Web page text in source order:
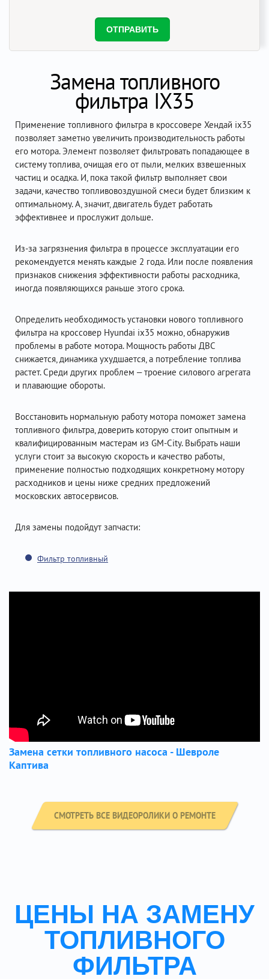
Замена топливного
фильтра IX35
Применение топливного фильтра в кроссовере Хендай ix35
позволяет заметно увеличить производительность работы
его мотора. Элемент позволяет фильтровать попадающее в
систему топлива, очищая его от пыли, мелких взвешенных
частиц и осадка. И, пока такой фильтр выполняет свои
задачи, качество топливовоздушной смеси будет близким к
оптимальному. А, значит, двигатель будет работать
эффективнее и прослужит дольше.
Из-за загрязнения фильтра в процессе эксплуатации его
рекомендуется менять каждые 2 года. Или после появления
признаков снижения эффективности работы расходника,
иногда появляющихся раньше этого срока.
Определить необходимость установки нового топливного
фильтра на кроссовер Hyundai ix35 можно, обнаружив
проблемы в работе мотора. Мощность работы ДВС
снижается, динамика ухудшается, а потребление топлива
растет. Среди других проблем – троение силового агрегата
и плавающие обороты.
Восстановить нормальную работу мотора поможет замена
топливного фильтра, доверить которую стоит опытным и
квалифицированным мастерам из GM-City. Выбрать наши
услуги стоит за высокую скорость и качество работы,
применение полностью подходящих конкретному мотору
расходников и цены ниже средних предложений
московских автосервисов.
Для замены подойдут запчасти:
Фильтр топливный
Замена сетки топливного насоса - Шевроле
Каптива
СМОТРЕТЬ ВСЕ ВИДЕОРОЛИКИ О РЕМОНТЕ
ЦЕНЫ НА ЗАМЕНУ
ТОПЛИВНОГО
ФИЛЬТРА